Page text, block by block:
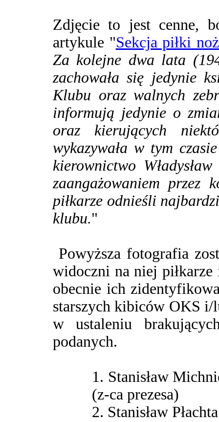
Zdjęcie to jest cenne,
artykule "Sekcja piłki
Za kolejne dwa lata
zachowała się jedynie
Klubu oraz walnych
informują jedynie o
oraz kierujących
wykazywała w tym
kierownictwo
zaangażowaniem
piłkarze odnieśli
klubu."
Powyższa fotografia
widoczni na niej
obecnie ich
starszych kibiców OKS i/
w ustaleniu
podanych.
1. Stanisław
(z-ca prezesa)
2. Stanisław Płachta